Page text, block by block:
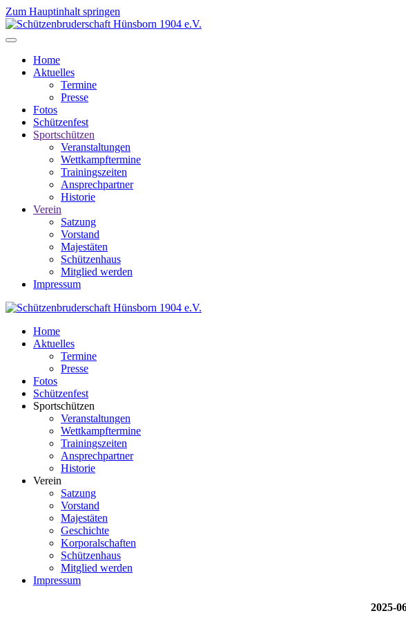
Zum Hauptinhalt springen
Home
Aktuelles
Termine
Presse
Fotos
Schützenfest
Sportschützen
Veranstaltungen
Wettkampftermine
Trainingszeiten
Ansprechpartner
Historie
Verein
Satzung
Vorstand
Majestäten
Schützenhaus
Mitglied werden
Impressum
Home
Aktuelles
Termine
Presse
Fotos
Schützenfest
Sportschützen
Veranstaltungen
Wettkampftermine
Trainingszeiten
Ansprechpartner
Historie
Verein
Satzung
Vorstand
Majestäten
Geschichte
Korporalschaften
Schützenhaus
Mitglied werden
Impressum
2025-